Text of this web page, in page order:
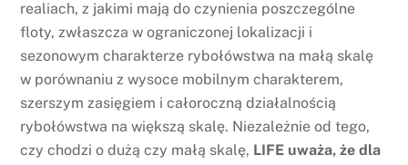
realiach, z jakimi mają do czynienia poszczególne
floty, zwłaszcza w ograniczonej lokalizacji i
sezonowym charakterze rybołówstwa na małą skalę
w porównaniu z wysoce mobilnym charakterem,
szerszym zasięgiem i całoroczną działalnością
rybołówstwa na większą skalę. Niezależnie od tego,
czy chodzi o dużą czy małą skalę, LIFE uważa, że dla